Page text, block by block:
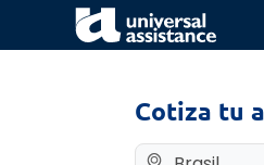
Cotiza tu